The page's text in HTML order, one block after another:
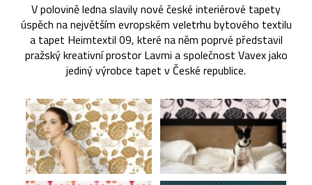
V polovině ledna slavily nové české interiérové tapety
úspěch na největším evropském veletrhu bytového textilu
a tapet Heimtextil 09, které na něm poprvé představil
pražský kreativní prostor Lavmi a společnost Vavex jako
jediný výrobce tapet v České republice.